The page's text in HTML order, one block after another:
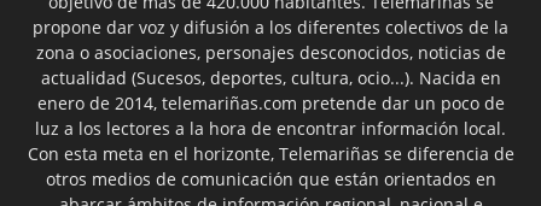
propone dar voz y difusión a los diferentes colectivos de la
zona o asociaciones, personajes desconocidos, noticias de
actualidad (Sucesos, deportes, cultura, ocio...). Nacida en
enero de 2014, telemariñas.com pretende dar un poco de
luz a los lectores a la hora de encontrar información local.
Con esta meta en el horizonte, Telemariñas se diferencia de
otros medios de comunicación que están orientados en